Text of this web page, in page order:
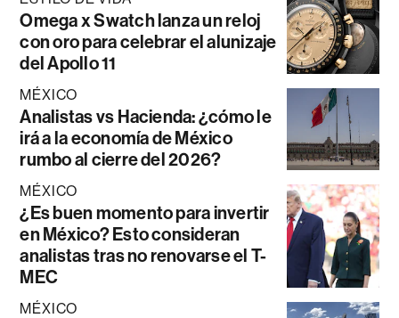
Omega x Swatch lanza un reloj
con oro para celebrar el alunizaje
del Apollo 11
MÉXICO
Analistas vs Hacienda: ¿cómo le
irá a la economía de México
rumbo al cierre del 2026?
MÉXICO
¿Es buen momento para invertir
en México? Esto consideran
analistas tras no renovarse el T-
MEC
MÉXICO